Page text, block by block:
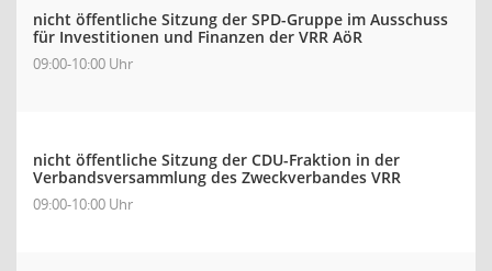
nicht öffentliche Sitzung der SPD-Gruppe im Ausschuss
für Investitionen und Finanzen der VRR AöR
09:00-10:00 Uhr
nicht öffentliche Sitzung der CDU-Fraktion in der
Verbandsversammlung des Zweckverbandes VRR
09:00-10:00 Uhr